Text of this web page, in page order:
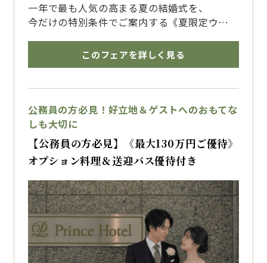
一年で最も人気の高まる夏の結婚式を、
今だけの特別条件でご案内する《夏限定ウエデ
2027年2月までのご結婚式をご検討のおふたり
会場費・衣装・料理・演出など、結婚式に必要
なアイテムを含めた
最大130万円OFFの特別優待をご用意しまし
た。
■ こんな方におすすめ
2027年2月までに結婚式をご検討中の方
費用を抑えながら、内容にもこだわりたい方
写真や演出を重視した結婚式を叶えたい方
このフェアを詳しく見る
公務員の方必見！好立地＆ゲストへのおもてな
しも大切に
【公務員の方必見】《最大130万円ご優待》
オプション料理＆送迎バス優待付き